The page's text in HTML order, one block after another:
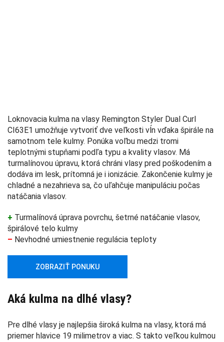
Loknovacia kulma na vlasy Remington Styler Dual Curl
CI63E1 umožňuje vytvoriť dve veľkosti vĺn vďaka špirále na
samotnom tele kulmy. Ponúka voľbu medzi tromi
teplotnými stupňami podľa typu a kvality vlasov. Má
turmalínovou úpravu, ktorá chráni vlasy pred poškodením a
dodáva im lesk, prítomná je i ionizácie. Zakončenie kulmy je
chladné a nezahrieva sa, čo uľahčuje manipuláciu počas
natáčania vlasov.
+ Turmalínová úprava povrchu, šetrné natáčanie vlasov,
špirálové telo kulmy
– Nevhodné umiestnenie regulácia teploty
ZOBRAZIŤ PONUKU
Aká kulma na dlhé vlasy?
Pre dlhé vlasy je najlepšia široká kulma na vlasy, ktorá má
priemer hlavice 19 milimetrov a viac. S takto veľkou kulmou